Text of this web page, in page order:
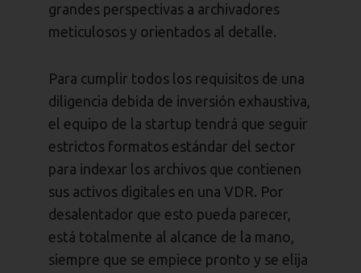
grandes perspectivas a archivadores
meticulosos y orientados al detalle.
Para cumplir todos los requisitos de una
diligencia debida de inversión exhaustiva,
el equipo de la startup tendrá que seguir
estrictos formatos estándar del sector
para indexar los archivos que contienen
sus activos digitales en una VDR. Por
desalentador que esto pueda parecer,
está totalmente al alcance de la mano,
siempre que se empiece pronto y se elija